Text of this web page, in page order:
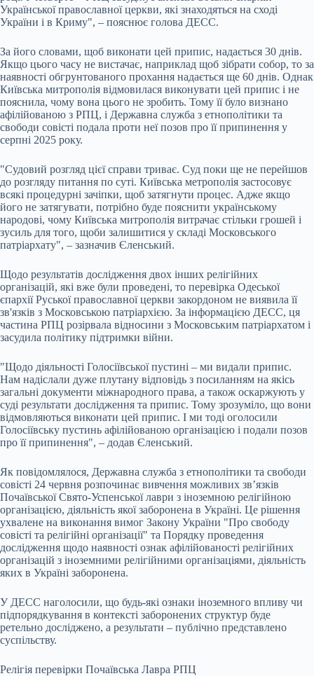
Української православної церкви, які знаходяться на сході
України і в Криму", – пояснює голова ДЕСС.
За його словами, щоб виконати цей припис, надається 30 днів.
Якщо цього часу не вистачає, наприклад щоб зібрати собор, то за
наявності обгрунтованого прохання надається ще 60 днів. Однак
Київська митрополія відмовилася виконувати цей припис і не
пояснила, чому вона цього не зробить. Тому її було визнано
афілійованою з РПЦ, і Державна служба з етнополітики та
свободи совісті подала проти неї позов про її припинення у
серпні 2025 року.
"Судовий розгляд цієї справи триває. Суд поки ще не перейшов
до розгляду питання по суті. Київська метрополія застосовує
всякі процедурні зачіпки, щоб затягнути процес. Адже якщо
його не затягувати, потрібно буде пояснити українському
народові, чому Київська митрополія витрачає стільки грошей і
зусиль для того, щоби залишитися у складі Московського
патріархату", – зазначив Єленський.
Щодо результатів дослідження двох інших релігійних
організацій, які вже були проведені, то перевірка Одеської
єпархії Руської православної церкви закордоном не виявила її
зв'язків з Московською патріархією. За інформацією ДЕСС, ця
частина РПЦ розірвала відносини з Московським патріархатом і
засудила політику підтримки війни.
"Щодо діяльності Голосіївської пустині – ми видали припис.
Нам надіслали дуже плутану відповідь з посиланням на якісь
загальні документи міжнародного права, а також оскаржують у
суді результати дослідження та припис. Тому зрозуміло, що вони
відмовляються виконати цей припис. І ми тоді оголосили
Голосіївську пустинь афілійованою організацією і подали позов
про її припинення", – додав Єленський.
Як повідомлялося, Державна служба з етнополітики та свободи
совісті 24 червня розпочинає вивчення можливих зв’язків
Почаївської Свято-Успенської лаври з іноземною релігійною
організацією, діяльність якої заборонена в Україні. Це рішення
ухвалене на виконання вимог Закону України "Про свободу
совісті та релігійні організації" та Порядку проведення
дослідження щодо наявності ознак афілійованості релігійних
організацій з іноземними релігійними організаціями, діяльність
яких в Україні заборонена.
У ДЕСС наголосили, що будь-які ознаки іноземного впливу чи
підпорядкування в контексті заборонених структур буде
ретельно досліджено, а результати – публічно представлено
суспільству.
Релігія перевірки Почаївська Лавра РПЦ